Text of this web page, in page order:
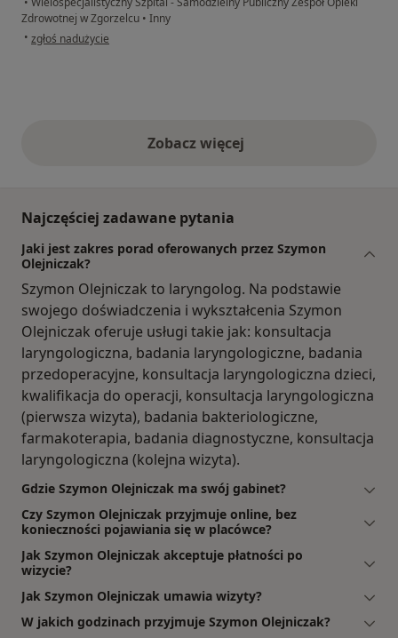
Zdrowotnej w Zgorzelcu • Inny
• w opinii użytkownika Arek W
zgłoś nadużycie
Zobacz więcejopinie powyżej
Najczęściej zadawane pytania
Jaki jest zakres porad oferowanych przez Szymon
Olejniczak?
Szymon Olejniczak to laryngolog. Na podstawie
swojego doświadczenia i wykształcenia Szymon
Olejniczak oferuje usługi takie jak: konsultacja
laryngologiczna, badania laryngologiczne, badania
przedoperacyjne, konsultacja laryngologiczna dzieci,
kwalifikacja do operacji, konsultacja laryngologiczna
(pierwsza wizyta), badania bakteriologiczne,
farmakoterapia, badania diagnostyczne, konsultacja
laryngologiczna (kolejna wizyta).
Gdzie Szymon Olejniczak ma swój gabinet?
Czy Szymon Olejniczak przyjmuje online, bez
konieczności pojawiania się w placówce?
Jak Szymon Olejniczak akceptuje płatności po
wizycie?
Jak Szymon Olejniczak umawia wizyty?
W jakich godzinach przyjmuje Szymon Olejniczak?